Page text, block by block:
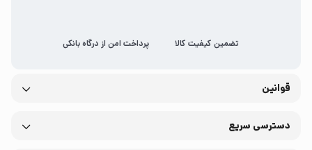
تضمین کیفیت کالا پرداخت امن از درگاه بانکی
قوانین
دسترسی سریع